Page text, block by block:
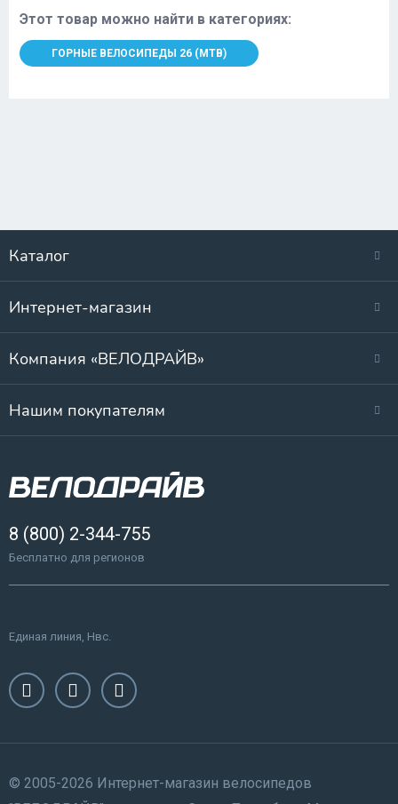
Этот товар можно найти в категориях:
ГОРНЫЕ ВЕЛОСИПЕДЫ 26 (MTB)
Каталог
Интернет-магазин
Компания «ВЕЛОДРАЙВ»
Нашим покупателям
8 (800) 2-344-755
Бесплатно для регионов
Единая линия, Нвс.
© 2005-2026 Интернет-магазин велосипедов